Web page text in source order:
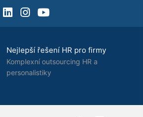
FacebookLinkedInInstagram
Nejlepší řešení HR pro firmy
Komplexní outsourcing HR a
personalistiky